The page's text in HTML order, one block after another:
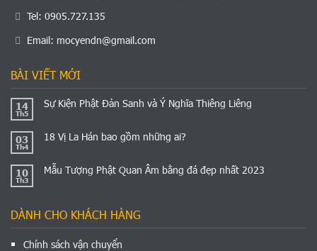
Tel: 0905.727.135
Email: mocyendn@gmail.com
BÀI VIẾT MỚI
14
Th5
Sự Kiện Phật Đản Sanh và Ý Nghĩa Thiêng Liêng
03
Th4
18 Vị La Hán bao gồm những ai?
10
Th3
Mẫu Tượng Phật Quan Âm bằng đá đẹp nhất 2023
DÀNH CHO KHÁCH HÀNG
Chính sách vận chuyển